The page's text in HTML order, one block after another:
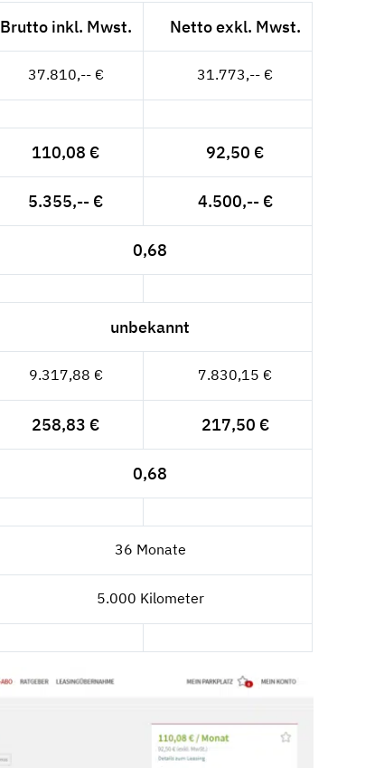
Brutto inkl. Mwst. Netto exkl. Mwst.
37.810,-- € 31.773,-- €
110,08 € 92,50 €
5.355,-- € 4.500,-- €
0,68
unbekannt
9.317,88 € 7.830,15 €
258,83 € 217,50 €
0,68
36 Monate
5.000 Kilometer